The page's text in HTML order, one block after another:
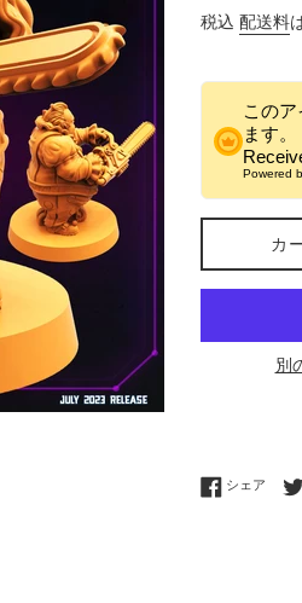
価
税込 配送料
この
ます。
Powered
カ
別
シェア